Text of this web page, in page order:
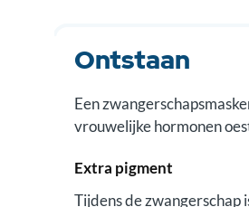
Ontstaan
Een
vrouwelijke hormonen
Extra pigment
Tijdens de zwangerschap